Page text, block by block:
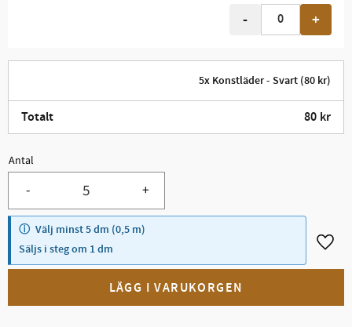
+
-
5x Konstläder - Svart (80 kr)
Totalt 80 kr
Antal
Minst 5. +
-
Välj minst 5 dm (0,5 m)
Säljs i steg om 1 dm